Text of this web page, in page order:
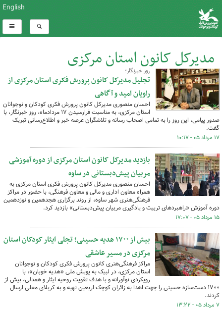
English
مدیرکل کانون استان مرکزی
کل اخبار:211
روز خبرنگار؛
تجلیل مدیرکل کانون پرورش فکری استان مرکزی از
راویان امید و آگاهی
احسان منصوری مدیرکل کانون پرورش فکری کودکان و نوجوانان
استان مرکزی، به مناسبت فرارسیدن ۱۷ مردادماه، روز خبرنگار، با
صدور پیامی، این روز را به تمامی اصحاب رسانه و تلاشگران عرصه خبر و اطلاع‌رسانی تبریک
گفت.
۱۷ مرداد ۰۵ - ۱۰:۱۷
بازدید مدیرکل کانون استان مرکزی از دوره آموزشی
مربیان پیش‌دبستانی در ساوه
احسان منصوری مدیرکل کانون پرورش فکری استان مرکزی به
همراه معاون اداری و مالی و معاون فرهنگی، با حضور در مراکز
فرهنگی‌هنری شهر ساوه، از روند برگزاری هجدهمین و نوزدهمین
دوره آموزش «راهبردهای تربیت و یادگیری مربیان پیش‌دبستانی» بازدید کرد.
۱۵ مرداد ۰۵ - ۱۷:۰۷
بیش از ۱۷۰۰ هدیه حسینی؛ تجلی ایثار کودکان استان
مرکزی در مسیر عاشقی
مراکز فرهنگی‌هنری کانون پرورش فکری کودکان و نوجوانان
استان مرکزی، در لبیک به پویش ملی «هدیه خوبان»، با
رویکردی نوآورانه و با هدف تقویت روحیه ایثار و همدلی، بیش از
۱۷۰۰ دست‌سازه حسینی را جهت اهدا به زائران کوچک اربعین تهیه و به کربلای معلی ارسال
کردند.
۷ مرداد ۰۵ - ۱۳:۲۲